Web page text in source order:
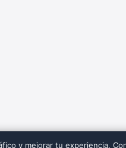
y mejorar tu experiencia.